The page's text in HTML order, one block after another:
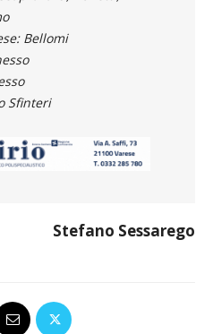
Bellomi
Sfinteri
Stefano Sessarego